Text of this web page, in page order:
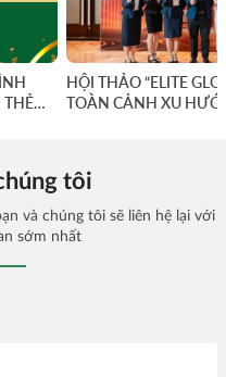
HỘI THẢO “ELITE
TOÀN CẢNH XU
tôi
và chúng tôi sẽ liên hệ lại với
sớm nhất